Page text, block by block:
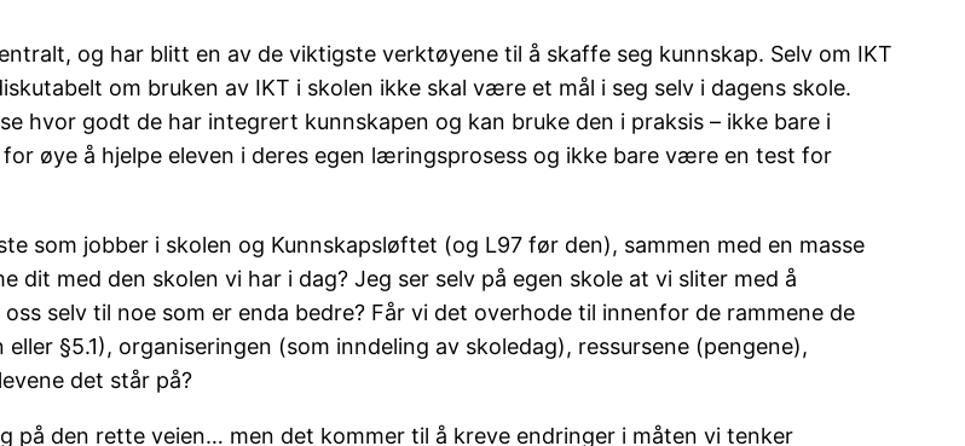
og har blitt en av de viktigste verktøyene til å skaffe seg kunnskap. Selv om IKT
om bruken av IKT i skolen ikke skal være et mål i seg selv i dagens skole.
hvor godt de har integrert kunnskapen og kan bruke den i praksis – ikke bare i
øye å hjelpe eleven i deres egen læringsprosess og ikke bare være en test for
som jobber i skolen og Kunnskapsløftet (og L97 før den), sammen med en masse
dit med den skolen vi har i dag? Jeg ser selv på egen skole at vi sliter med å
selv til noe som er enda bedre? Får vi det overhode til innenfor de rammene de
§5.1), organiseringen (som inndeling av skoledag), ressursene (pengene),
det står på?
på den rette veien… men det kommer til å kreve endringer i måten vi tenker